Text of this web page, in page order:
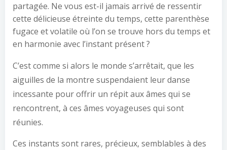
partagée. Ne vous est-il jamais arrivé de ressentir
cette délicieuse étreinte du temps, cette parenthèse
fugace et volatile où l’on se trouve hors du temps et
en harmonie avec l’instant présent ?
C’est comme si alors le monde s’arrêtait, que les
aiguilles de la montre suspendaient leur danse
incessante pour offrir un répit aux âmes qui se
rencontrent, à ces âmes voyageuses qui sont
réunies.
Ces instants sont rares, précieux, semblables à des